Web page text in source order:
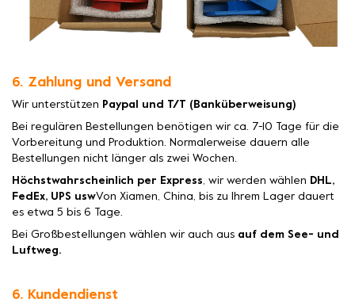
6. Zahlung und Versand
Wir unterstützen Paypal und T/T (Banküberweisung)
Bei regulären Bestellungen benötigen wir ca. 7-10 Tage für die
Vorbereitung und Produktion. Normalerweise dauern alle
Bestellungen nicht länger als zwei Wochen.
Höchstwahrscheinlich per Express, wir werden wählen DHL,
FedEx, UPS uswVon Xiamen, China, bis zu Ihrem Lager dauert
es etwa 5 bis 6 Tage.
Bei Großbestellungen wählen wir auch aus auf dem See- und
Luftweg.
6. Kundendienst